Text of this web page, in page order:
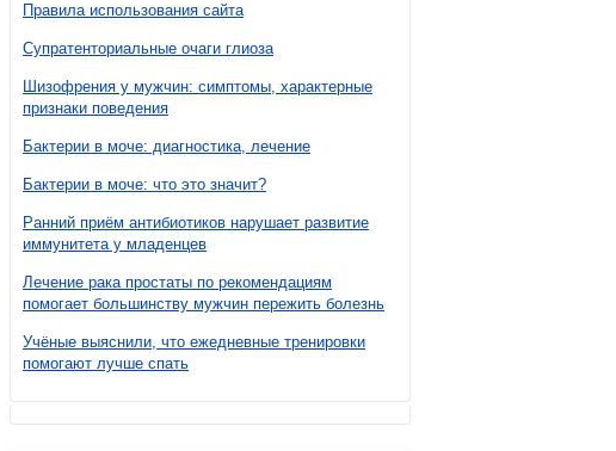
Правила использования сайта
Супратенториальные очаги глиоза
Шизофрения у мужчин: симптомы, характерные
признаки поведения
Бактерии в моче: диагностика, лечение
Бактерии в моче: что это значит?
Ранний приём антибиотиков нарушает развитие
иммунитета у младенцев
Лечение рака простаты по рекомендациям
помогает большинству мужчин пережить болезнь
Учёные выяснили, что ежедневные тренировки
помогают лучше спать